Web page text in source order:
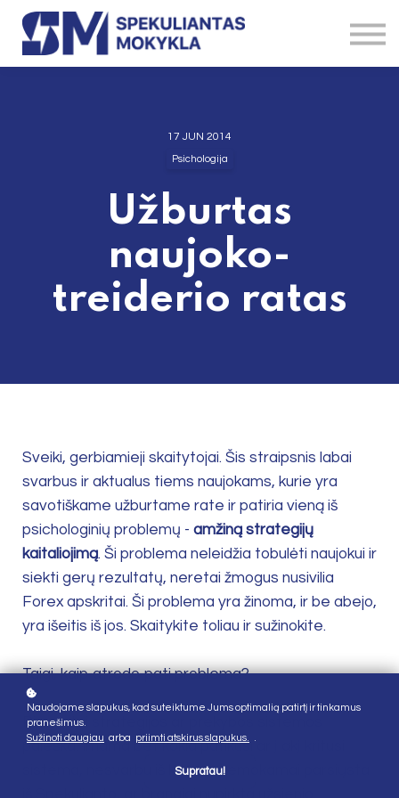
Brokeriai
17 JUN 2014
Psichologija
Užburtas
naujoko-
treiderio ratas
Sveiki, gerbiamieji skaitytojai. Šis straipsnis labai
svarbus ir aktualus tiems naujokams, kurie yra
savotiškame užburtame rate ir patiria vieną iš
psichologinių problemų - amžiną strategijų
kaitaliojimą. Ši problema neleidžia tobulėti naujokui ir
siekti gerų rezultatų, neretai žmogus nusivilia
Forex apskritai. Ši problema yra žinoma, ir be abejo,
yra išeitis iš jos. Skaitykite toliau ir sužinokite.
Taigi, kaip atrodo pati problema?
Pirma, tai strategijos ar prekybos sistemos
paieška. Imama bet kokia patikusi ar į akį kritusi
sistema, nesvarbu iš kur - ar nemokamai parsiųsta
Naudojame slapukus, kad suteiktume Jums optimalią patirtį ir tinkamus
pranešimus.
Sužinoti daugiau arba priimti atskirus slapukus.
Supratau!